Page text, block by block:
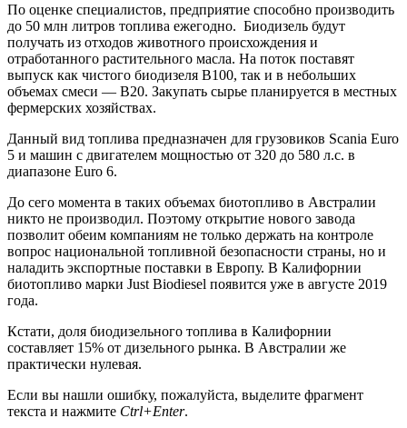
По оценке специалистов, предприятие способно производить
до 50 млн литров топлива ежегодно. Биодизель будут
получать из отходов животного происхождения и
отработанного растительного масла. На поток поставят
выпуск как чистого биодизеля В100, так и в небольших
объемах смеси — В20. Закупать сырье планируется в местных
фермерских хозяйствах.
Данный вид топлива предназначен для грузовиков Scania Euro
5 и машин с двигателем мощностью от 320 до 580 л.с. в
диапазоне Euro 6.
До сего момента в таких объемах биотопливо в Австралии
никто не производил. Поэтому открытие нового завода
позволит обеим компаниям не только держать на контроле
вопрос национальной топливной безопасности страны, но и
наладить экспортные поставки в Европу. В Калифорнии
биотопливо марки Just Biodiesel появится уже в августе 2019
года.
Кстати, доля биодизельного топлива в Калифорнии
составляет 15% от дизельного рынка. В Австралии же
практически нулевая.
Если вы нашли ошибку, пожалуйста, выделите фрагмент
текста и нажмите Ctrl+Enter.